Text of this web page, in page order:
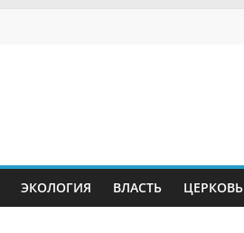
ЭКОЛОГИЯ ВЛАСТЬ ЦЕРКОВЬ